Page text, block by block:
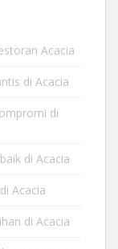
Acacia
di Acacia
di
di Acacia
Acacia
di Acacia